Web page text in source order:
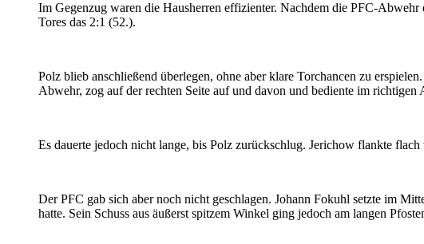
Im Gegenzug waren die Hausherren effizienter. Nachdem die PFC-
Tores das 2:1 (52.).
Polz blieb anschließend überlegen, ohne aber klare Torchancen zu
Abwehr, zog auf der rechten Seite auf und davon und bediente im
Es dauerte jedoch nicht lange, bis Polz zurückschlug. Jerichow flankte
Der PFC gab sich aber noch nicht geschlagen. Johann Fokuhl setzte im
hatte. Sein Schuss aus äußerst spitzem Winkel ging jedoch am langen